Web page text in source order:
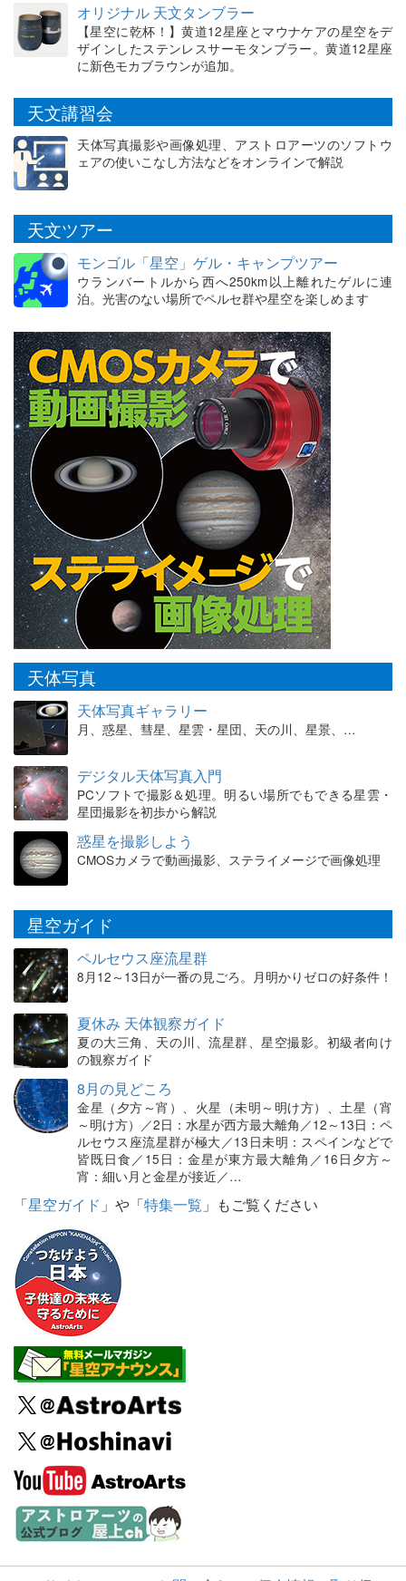
オリジナル 天文タンブラー
【星空に乾杯！】黄道12星座とマウナケアの星空をデ
ザインしたステンレスサーモタンブラー。黄道12星座
に新色モカブラウンが追加。
天文講習会
天体写真撮影や画像処理、アストロアーツのソフトウ
ェアの使いこなし方法などをオンラインで解説
天文ツアー
モンゴル「星空」ゲル・キャンプツアー
ウランバートルから西へ250km以上離れたゲルに連
泊。光害のない場所でペルセ群や星空を楽しめます
天体写真
天体写真ギャラリー
月、惑星、彗星、星雲・星団、天の川、星景、…
デジタル天体写真入門
PCソフトで撮影＆処理。明るい場所でもできる星雲・
星団撮影を初歩から解説
惑星を撮影しよう
CMOSカメラで動画撮影、ステライメージで画像処理
星空ガイド
ペルセウス座流星群
8月12～13日が一番の見ごろ。月明かりゼロの好条件！
夏休み 天体観察ガイド
夏の大三角、天の川、流星群、星空撮影。初級者向け
の観察ガイド
8月の見どころ
金星（夕方～宵）、火星（未明～明け方）、土星（宵
～明け方）／2日：水星が西方最大離角／12～13日：ペ
ルセウス座流星群が極大／13日未明：スペインなどで
皆既日食／15日：金星が東方最大離角／16日夕方～
宵：細い月と金星が接近／…
「星空ガイド 」や「特集一覧 」もご覧ください